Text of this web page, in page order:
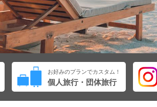
お好みのプランでカスタム！
個人旅行・団体旅行